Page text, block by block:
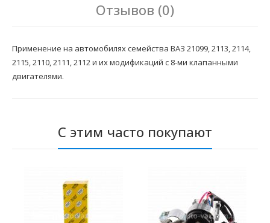
Отзывов (0)
Применение на автомобилях семейства ВАЗ 21099, 2113, 2114,
2115, 2110, 2111, 2112 и их модификаций с 8-ми клапанными
двигателями.
С этим часто покупают